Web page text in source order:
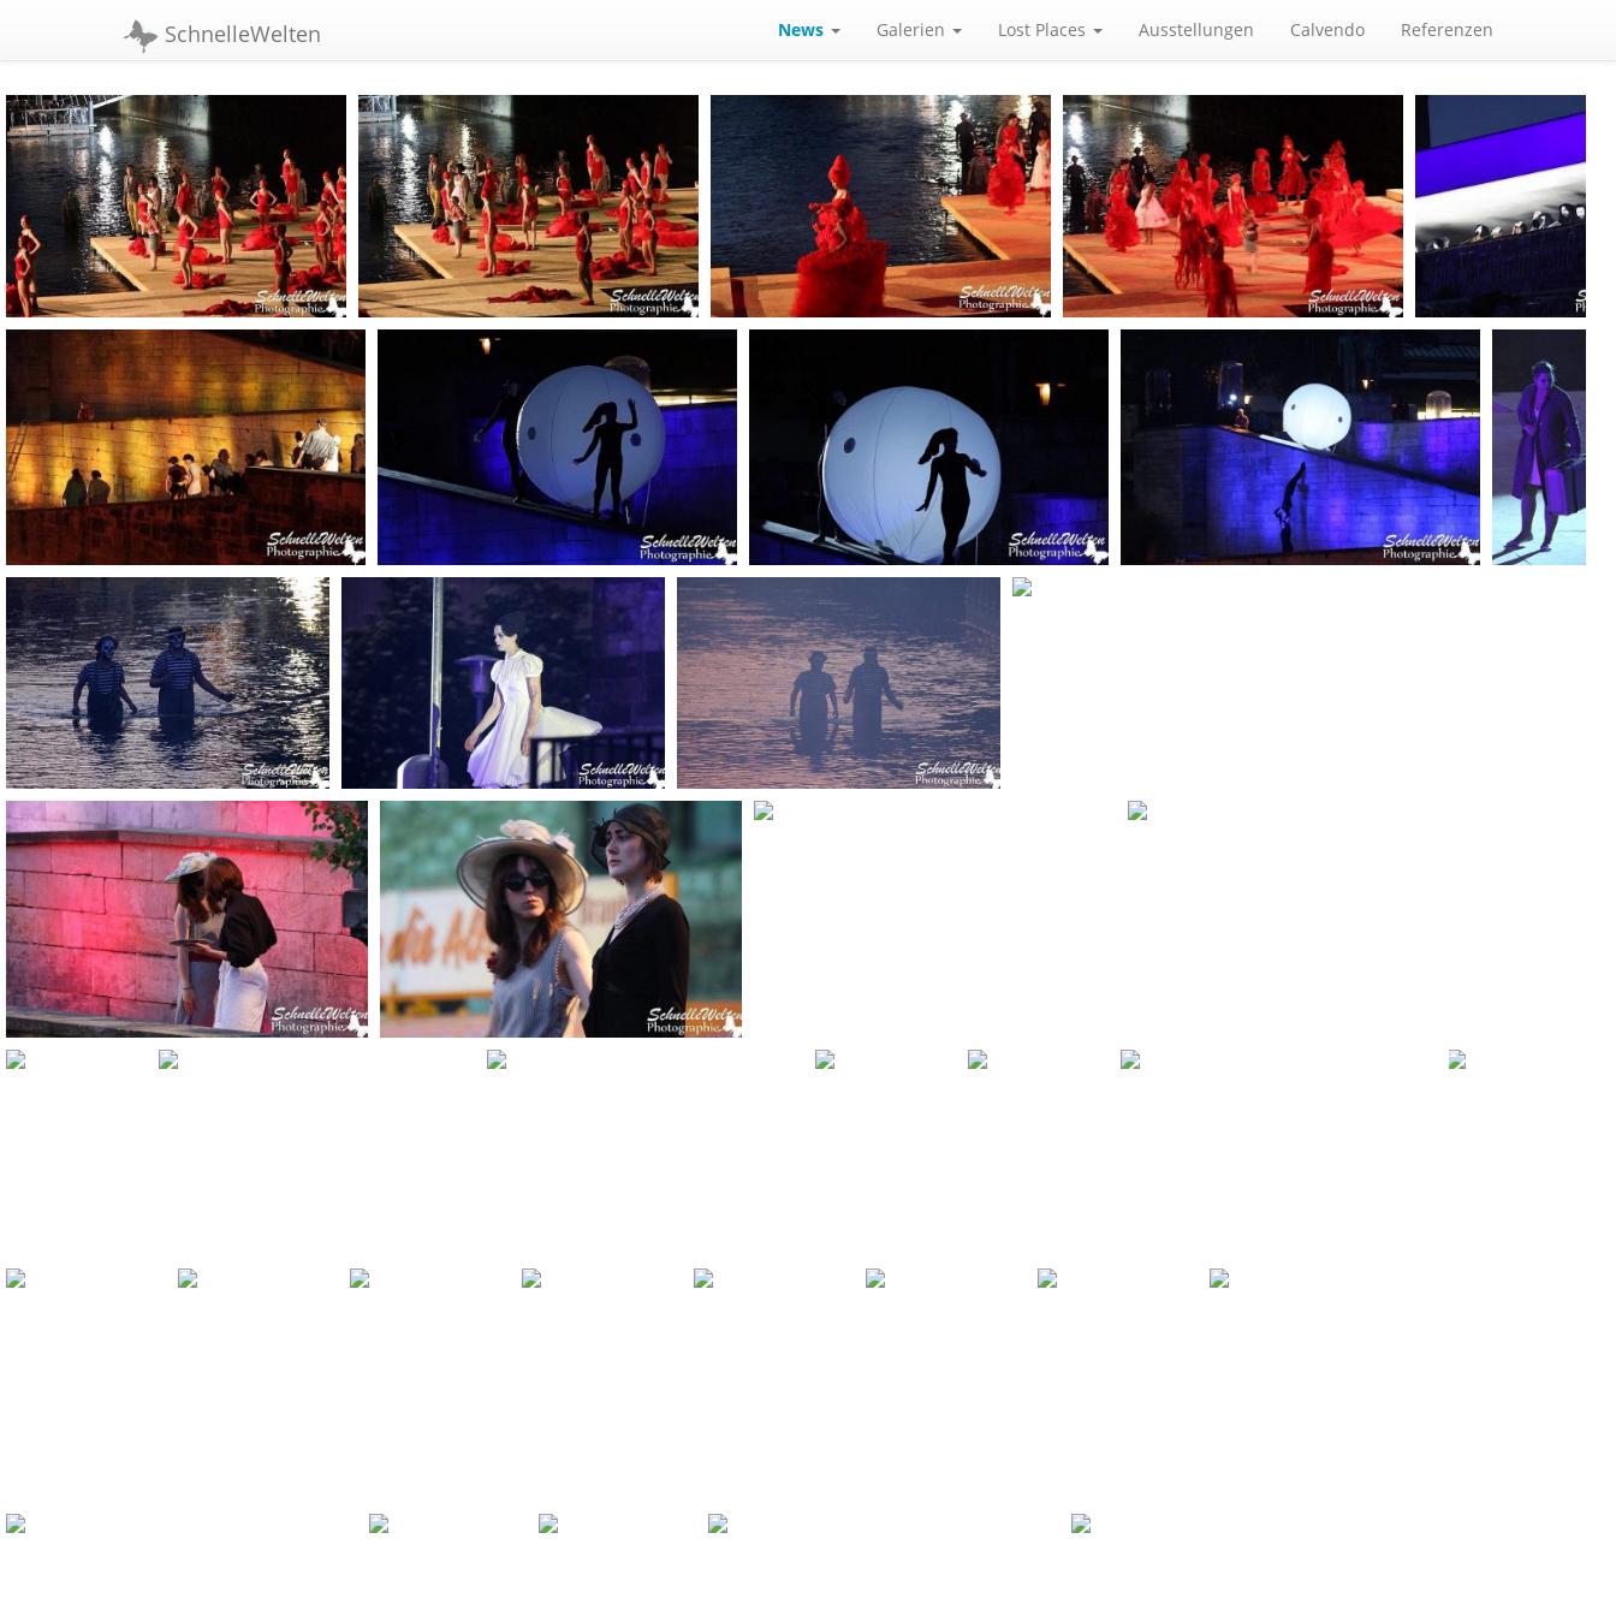
SchnelleWelten News Galerien Lost Places Ausstellungen Calvendo Referenzen